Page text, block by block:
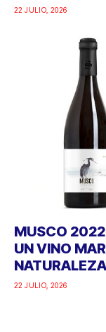
22 JULIO, 2026
MUSCO
UN VINO
NATURALEZA
22 JULIO, 2026